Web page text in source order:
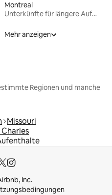
Montreal
Unterkünfte für längere Aufenthalte
Mehr anzeigen
Regionen und manche
Missouri
Inc.